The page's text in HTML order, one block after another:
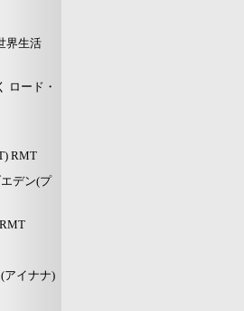
界生活
ロード・
RMT
デン(プ
アイナナ)